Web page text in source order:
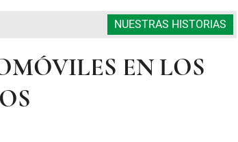
NUESTRAS HISTORIAS
EN LOS